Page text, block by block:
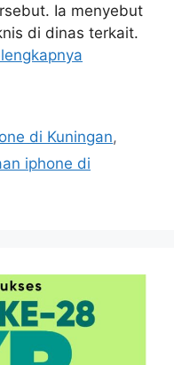
Ia menyebut
di dinas terkait.
di Kuningan,
iphone di